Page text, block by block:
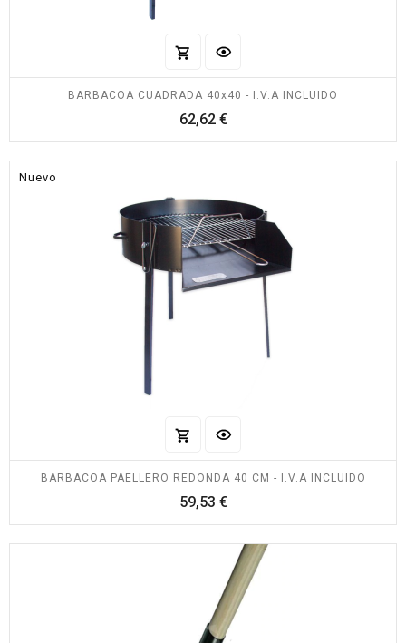
BARBACOA CUADRADA 40x40 - I.V.A INCLUIDO
62,62 €Precio
Nuevo
BARBACOA PAELLERO REDONDA 40 CM - I.V.A INCLUIDO
59,53 €Precio